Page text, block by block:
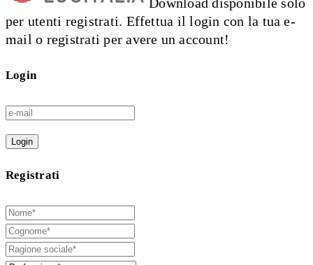
per utenti registrati. Effettua il login con la tua e-
mail o registrati per avere un account!
Login
Login
Registrati